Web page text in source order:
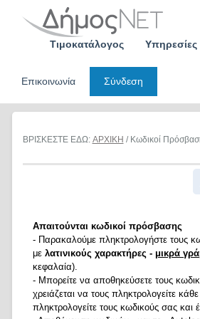
Τιμοκατάλογος Υπηρεσίες
Επικοινωνία
Σύνδεση
ΒΡΙΣΚΕΣΤΕ ΕΔΩ: ΑΡΧΙΚΗ / Κωδικοί
Απαιτούνται κωδικοί πρόσβασης
- Παρακαλούμε πληκτρολογήστε τους
με λατινικούς χαρακτήρες - μικρά
κεφαλαία).
- Μπορείτε να αποθηκεύσετε τους
χρειάζεται να τους πληκτρολογείτε
πληκτρολογείτε τους κωδικούς σας και